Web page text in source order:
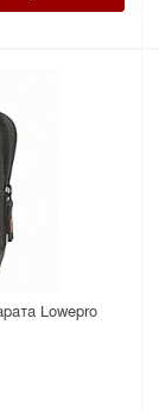
Lowepro